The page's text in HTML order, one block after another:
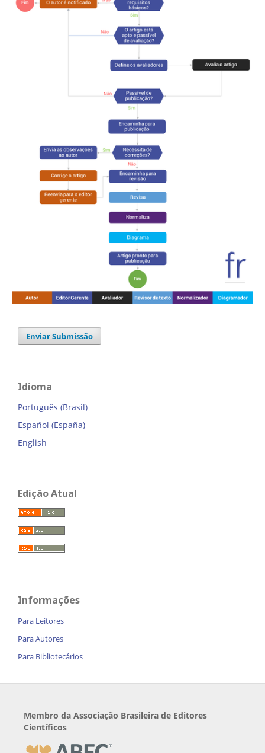
Enviar Submissão
Idioma
Português (Brasil)
Español (España)
English
Edição Atual
Informações
Para Leitores
Para Autores
Para Bibliotecários
Membro da Associação Brasileira de Editores
Científicos